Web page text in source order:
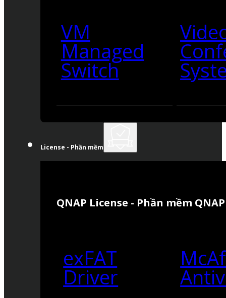
VM
Managed
Switch
License - Phần mềm
QNAP License - Phần mềm QNAP
exFAT
Driver